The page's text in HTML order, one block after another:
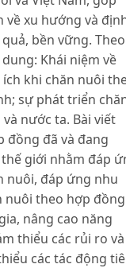
về xu hướng và
bền vững. Theo
Khái niệm về
khi chăn nuôi
sự phát triển
nước ta. Bài viết
đồng đã và đang
giới nhằm đáp
nuôi, đáp ứng nhu
nuôi theo hợp đồng
nâng cao năng
thiểu các rủi ro và
các tác động